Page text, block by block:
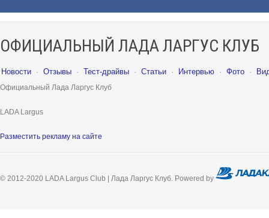
ОФИЦИАЛЬНЫЙ ЛАДА ЛАРГУС КЛУБ
Новости · Отзывы · Тест-драйвы · Статьи · Интервью · Фото ·
Официальный Лада Ларгус Клуб
LADA Largus
Разместить рекламу на сайте
© 2012-2020 LADA Largus Club | Лада Ларгус Клуб. Powered by